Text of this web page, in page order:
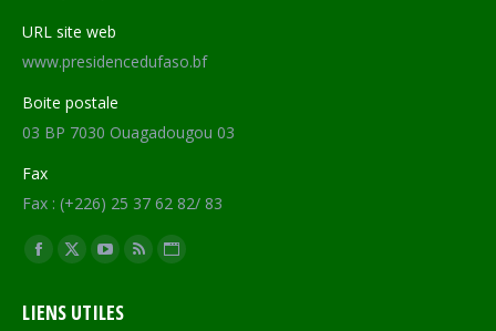
URL site web
www.presidencedufaso.bf
Boite postale
03 BP 7030 Ouagadougou 03
Fax
Fax : (+226) 25 37 62 82/ 83
Trouvez nous sur :
Facebook
opens
X
opens
YouTube
opens
RSS Site
LIENS UTILES